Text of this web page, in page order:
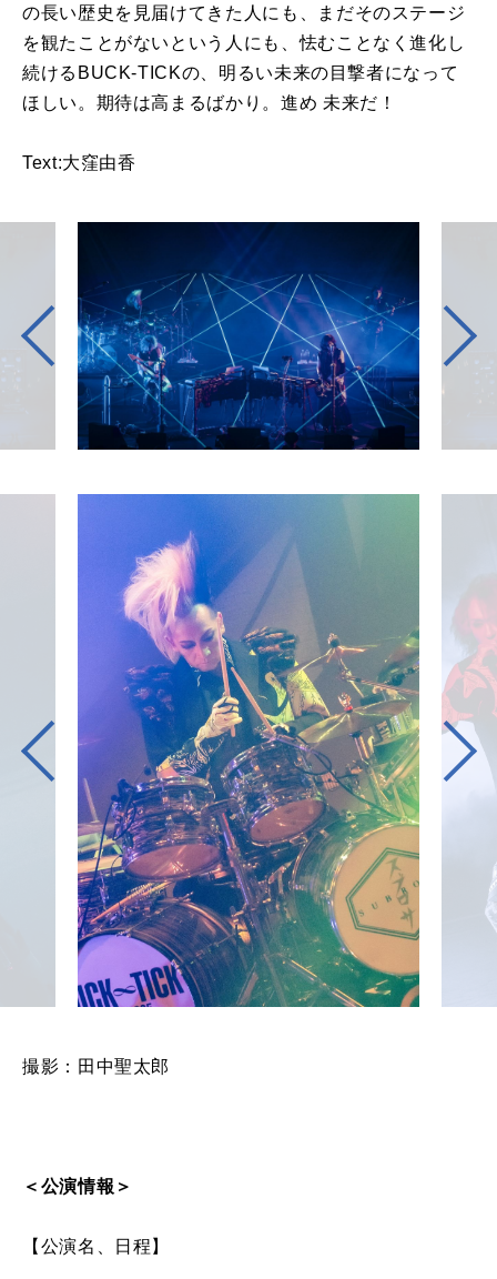
の長い歴史を見届けてきた人にも、まだそのステージ
を観たことがないという人にも、怯むことなく進化し
続けるBUCK-TICKの、明るい未来の目撃者になって
ほしい。期待は高まるばかり。進め 未来だ！
Text:大窪由香
撮影：田中聖太郎
＜公演情報＞
【公演名、日程】